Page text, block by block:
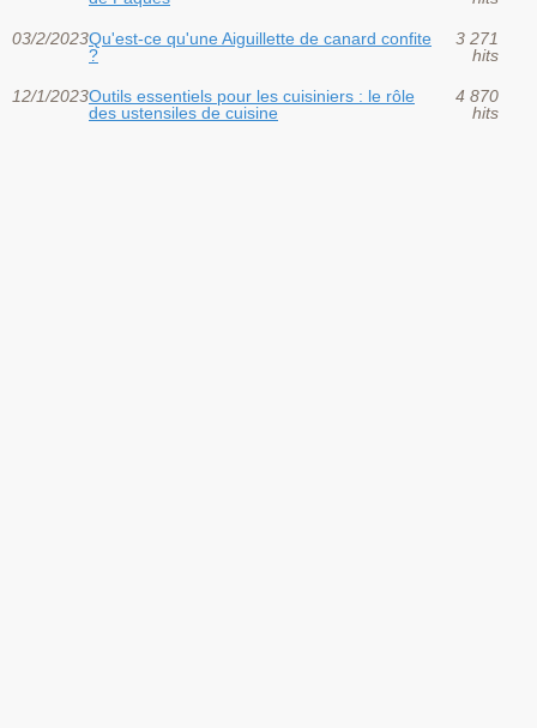
03/2/2023Qu'est-ce qu'une Aiguillette de canard confite
?
3 271
hits
12/1/2023Outils essentiels pour les cuisiniers : le rôle
des ustensiles de cuisine
4 870
hits